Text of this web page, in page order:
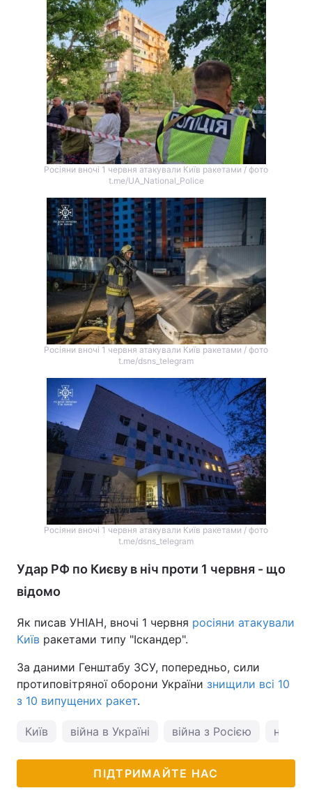
Росіяни вночі 1 червня атакували Київ ракетами / фото
t.me/UA_National_Police
Росіяни вночі 1 червня атакували Київ ракетами / фото
t.me/dsns_telegram
Росіяни вночі 1 червня атакували Київ ракетами / фото
t.me/dsns_telegram
Удар РФ по Києву в ніч проти 1 червня - що
відомо
Як писав УНІАН, вночі 1 червня росіяни атакували
Київ ракетами типу "Іскандер".
За даними Генштабу ЗСУ, попередньо, сили
протиповітряної оборони України знищили всі 10
з 10 випущених ракет.
Київ війна в Україні війна з Росією
ПІДТРИМАЙТЕ НАС